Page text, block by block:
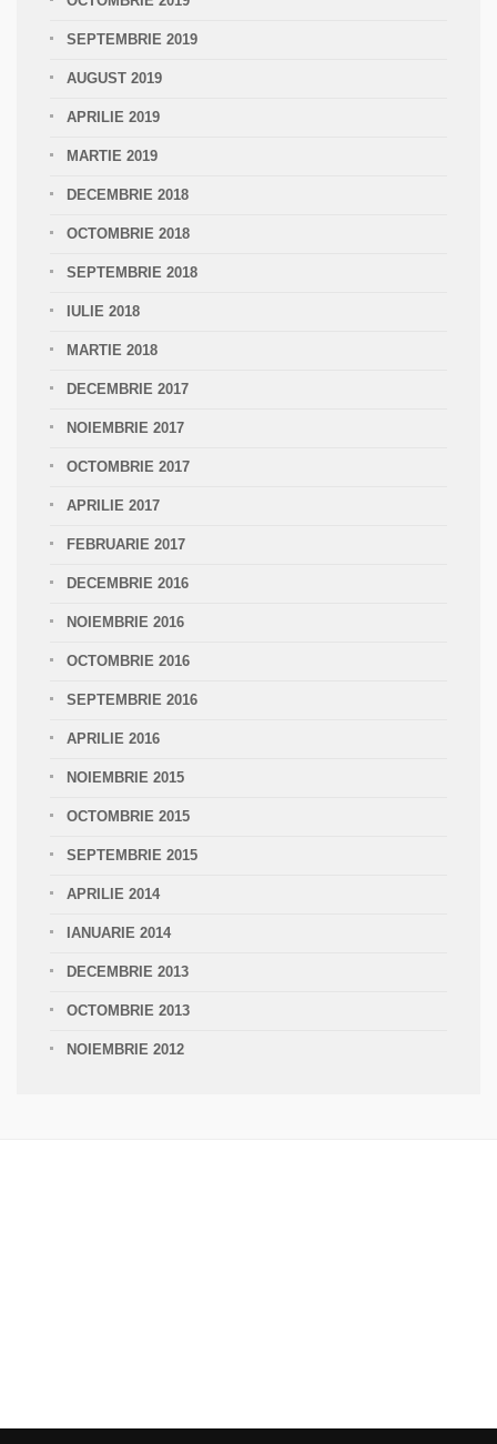
SEPTEMBRIE 2019
AUGUST 2019
APRILIE 2019
MARTIE 2019
DECEMBRIE 2018
OCTOMBRIE 2018
SEPTEMBRIE 2018
IULIE 2018
MARTIE 2018
DECEMBRIE 2017
NOIEMBRIE 2017
OCTOMBRIE 2017
APRILIE 2017
FEBRUARIE 2017
DECEMBRIE 2016
NOIEMBRIE 2016
OCTOMBRIE 2016
SEPTEMBRIE 2016
APRILIE 2016
NOIEMBRIE 2015
OCTOMBRIE 2015
SEPTEMBRIE 2015
APRILIE 2014
IANUARIE 2014
DECEMBRIE 2013
OCTOMBRIE 2013
NOIEMBRIE 2012